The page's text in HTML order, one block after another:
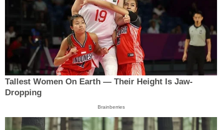
Tallest Women On Earth — Their Height Is Jaw-
Dropping
Brainberries